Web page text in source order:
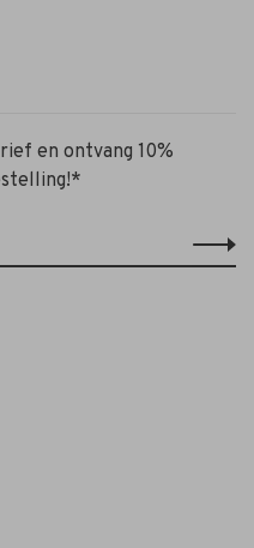
en ontvang 10%